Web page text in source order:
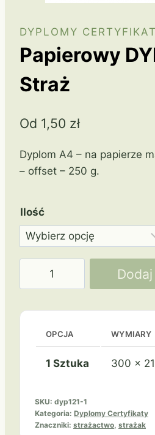
DYPLOMY
Papierowy
Straż
Od 1,50 zł
Dyplom A4 – na papierze
– offset – 250 g.
Ilość
Straż
OPCJA WYMIARY
1 Sztuka 300 ×
SKU: dyp121-1
Kategoria: Dyplomy Certyfikaty
Znaczniki: strażactwo, strażak